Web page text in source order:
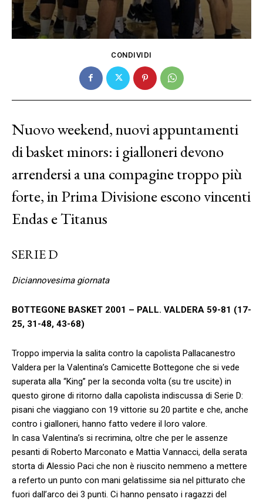
CONDIVIDI
Nuovo weekend, nuovi appuntamenti
di basket minors: i gialloneri devono
arrendersi a una compagine troppo più
forte, in Prima Divisione escono vincenti
Endas e Titanus
SERIE D
Diciannovesima giornata
BOTTEGONE BASKET 2001 – PALL. VALDERA 59-81 (17-
25, 31-48, 43-68)
Troppo impervia la salita contro la capolista Pallacanestro
Valdera per la Valentina’s Camicette Bottegone che si vede
superata alla “King” per la seconda volta (su tre uscite) in
questo girone di ritorno dalla capolista indiscussa di Serie D:
pisani che viaggiano con 19 vittorie su 20 partite e che, anche
contro i gialloneri, hanno fatto vedere il loro valore.
In casa Valentina’s si recrimina, oltre che per le assenze
pesanti di Roberto Marconato e Mattia Vannacci, della serata
storta di Alessio Paci che non è riuscito nemmeno a mettere
a referto un punto con mani gelatissime sia nel pitturato che
fuori dall’arco dei 3 punti. Ci hanno pensato i ragazzi del